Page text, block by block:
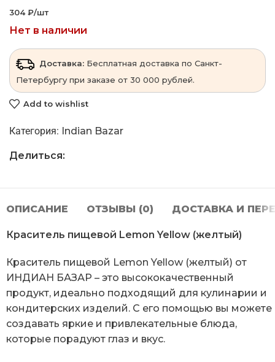
304 ₽‎/шт
Нет в наличии
Доставка: Бесплатная доставка по Санкт-
Петербургу при заказе от 30 000 рублей.
Add to wishlist
Категория: Indian Bazar
Делиться:
ОПИСАНИЕ ОТЗЫВЫ (0) ДОСТАВКА И
Краситель пищевой Lemon Yellow (желтый)
Краситель пищевой Lemon Yellow (желтый) от
ИНДИАН БАЗАР – это высококачественный
продукт, идеально подходящий для кулинарии и
кондитерских изделий. С его помощью вы можете
создавать яркие и привлекательные блюда,
которые порадуют глаз и вкус.